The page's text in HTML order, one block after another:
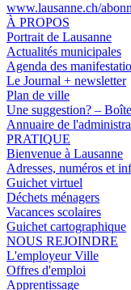
www.lausanne.ch/
À PROPOS
Portrait de Lausanne
Actualités municipales
Agenda des
Le Journal + newsletter
Plan de ville
Une suggestion? –
Annuaire de
PRATIQUE
Bienvenue à Lausanne
Adresses, numéros et
Guichet virtuel
Déchets ménagers
Vacances scolaires
Guichet cartographique
NOUS REJOINDRE
L'employeur Ville
Offres d'emploi
Apprentissage